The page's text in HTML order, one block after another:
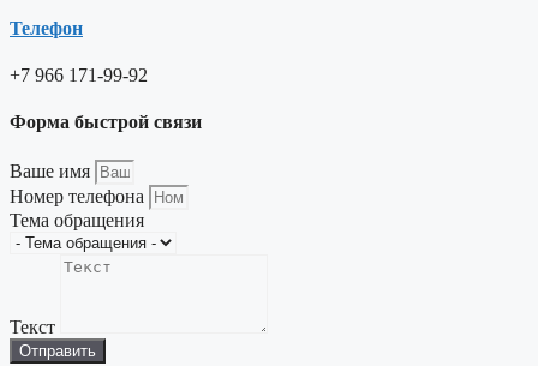
Телефон
+7 966 171-99-92
Форма быстрой связи
Ваше имя
Номер телефона
Тема обращения
Текст
Отправить